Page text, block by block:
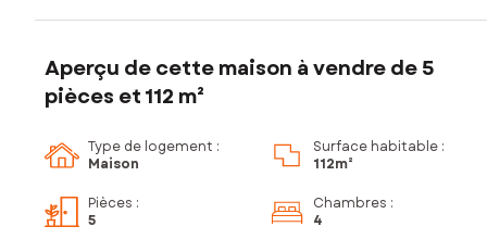
Aperçu de cette maison à vendre de 5
pièces et 112 m²
Type de logement :
Maison
Surface habitable :
112m²
Pièces :
5
Chambres :
4